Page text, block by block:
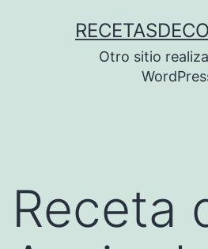
Otro sitio
Receta